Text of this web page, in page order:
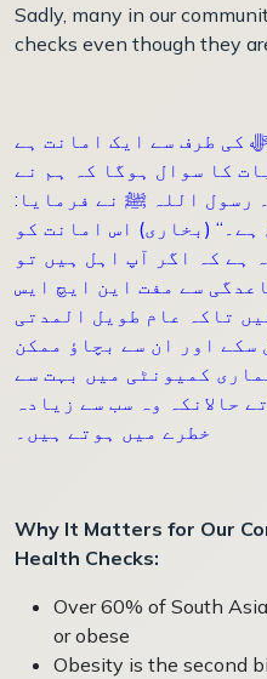
Sadly, many in our
checks even though they
کی طرف سے ایک امانت ہے
کا سوال ہوگا کہ ہم نے
رسول اللہ ﷺ نے فرمایا:
(بخاری) اس امانت کو
ہے کہ اگر آپ اہل ہیں تو
سے مفت این ایچ ایس
تاکہ عام طویل المدتی
سکے اور ان سے بچاؤ ممکن
کمیونٹی میں بہت سے
حالانکہ وہ سب سے زیادہ
خطرے میں ہوتے ہیں۔
Why It Matters for Our
Health Checks:
Over 60% of South
or obese
Obesity is the second